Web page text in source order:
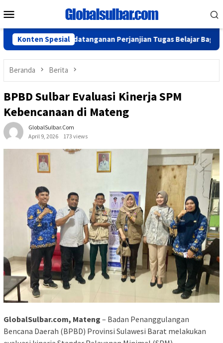
ke
Mobile
Konten Spesial
Penandatanganan Perjanjian Tugas Belajar Bagi ASN
Beranda Berita
BPBD Sulbar Evaluasi Kinerja SPM
Kebencanaan di Mateng
GlobalSulbar.com
April 9, 2026
173 views
GlobalSulbar.com, Mateng – Badan Penanggulangan
Bencana Daerah (BPBD) Provinsi Sulawesi Barat melakukan